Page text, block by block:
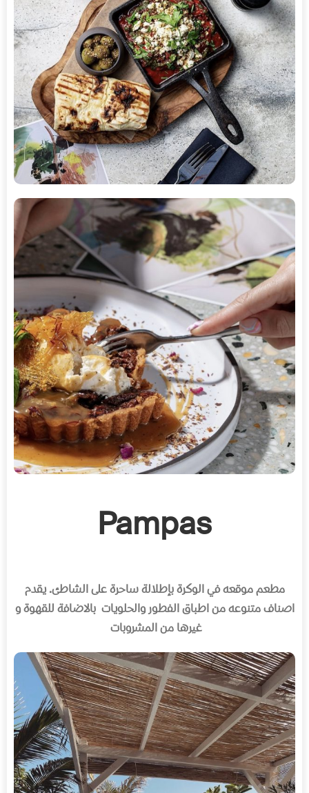
Pampas
مطعم موقعه في الوكرة بإطلالة ساحرة على الشاطئ.يقدم
اصناف متنوعه من اطباق الفطور والحلويات بالاضافة للقهوة و
غيرها من المشروبات